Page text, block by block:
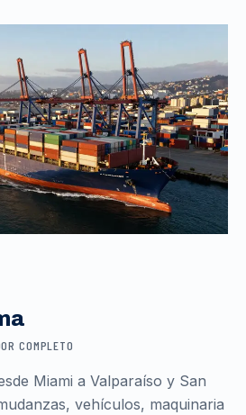
COMPLETO
Miami a Valparaíso y San
vehículos, maquinaria